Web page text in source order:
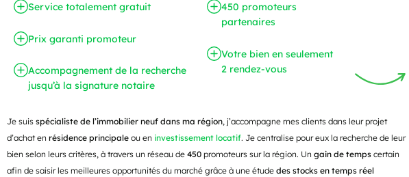
Service totalement gratuit
Prix garanti promoteur
Accompagnement de la recherche
jusqu’à la signature notaire
450 promoteurs
partenaires
Votre bien en seulement
2 rendez-vous
Je suis spécialiste de l’immobilier neuf dans ma région, j’accompagne mes clients dans leur projet
d’achat en résidence principale ou en investissement locatif. Je centralise pour eux la recherche de leur
bien selon leurs critères, à travers un réseau de 450 promoteurs sur la région. Un gain de temps certain
afin de saisir les meilleures opportunités du marché grâce à une étude des stocks en temps réel